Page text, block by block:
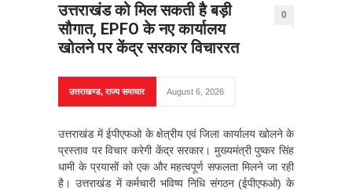
उत्तराखंड को मिल सकती है बड़ी
सौगात, EPFO के नए कार्यालय
खोलने पर केंद्र सरकार विचाररत
0
उत्तराखण्ड,राज्य समाचार August 6, 2026
उत्तराखंड में ईपीएफओ के क्षेत्रीय एवं जिला कार्यालय खोलने के
प्रस्ताव पर विचार करेगी केंद्र सरकार। मुख्यमंत्री पुष्कर सिंह
धामी के प्रयासों को एक और महत्वपूर्ण सफलता मिलने जा रही
है। उत्तराखंड में कर्मचारी भविष्य निधि संगठन (ईपीएफओ) के